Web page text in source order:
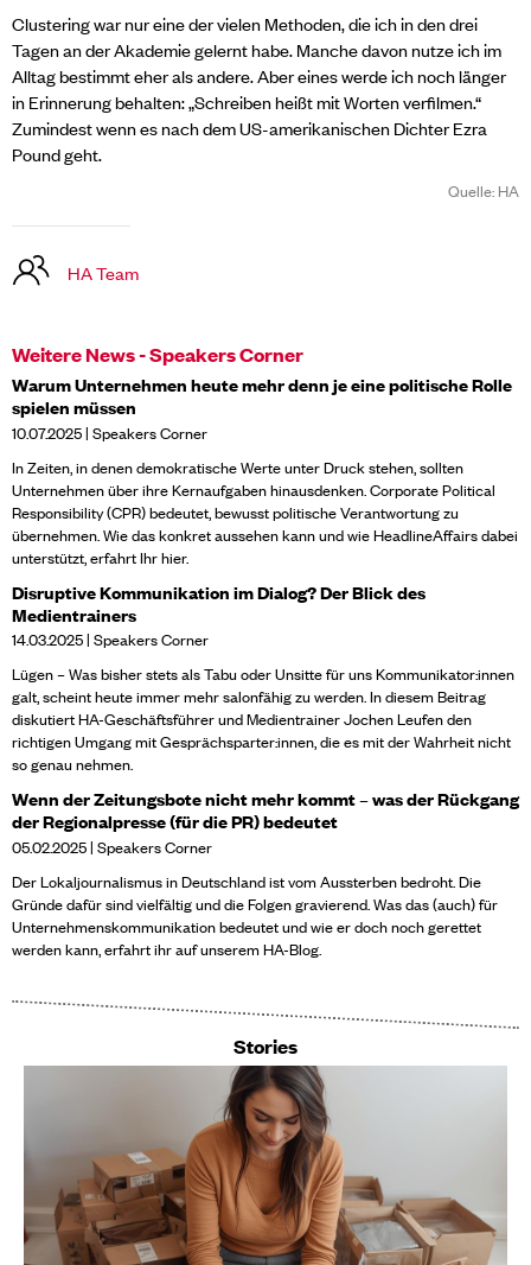
Clustering war nur eine der vielen Methoden, die ich in den drei
Tagen an der Akademie gelernt habe. Manche davon nutze ich im
Alltag bestimmt eher als andere. Aber eines werde ich noch länger
in Erinnerung behalten: „Schreiben heißt mit Worten verfilmen.“
Zumindest wenn es nach dem US-amerikanischen Dichter Ezra
Pound geht.
Quelle: HA
HA Team
Weitere News - Speakers Corner
Warum Unternehmen heute mehr denn je eine politische Rolle
spielen müssen
10.07.2025 | Speakers Corner
In Zeiten, in denen demokratische Werte unter Druck stehen, sollten
Unternehmen über ihre Kernaufgaben hinausdenken. Corporate Political
Responsibility (CPR) bedeutet, bewusst politische Verantwortung zu
übernehmen. Wie das konkret aussehen kann und wie HeadlineAffairs dabei
unterstützt, erfahrt Ihr hier.
Disruptive Kommunikation im Dialog? Der Blick des
Medientrainers
14.03.2025 | Speakers Corner
Lügen – Was bisher stets als Tabu oder Unsitte für uns Kommunikator:innen
galt, scheint heute immer mehr salonfähig zu werden. In diesem Beitrag
diskutiert HA-Geschäftsführer und Medientrainer Jochen Leufen den
richtigen Umgang mit Gesprächsparter:innen, die es mit der Wahrheit nicht
so genau nehmen.
Wenn der Zeitungsbote nicht mehr kommt – was der Rückgang
der Regionalpresse (für die PR) bedeutet
05.02.2025 | Speakers Corner
Der Lokaljournalismus in Deutschland ist vom Aussterben bedroht. Die
Gründe dafür sind vielfältig und die Folgen gravierend. Was das (auch) für
Unternehmenskommunikation bedeutet und wie er doch noch gerettet
werden kann, erfahrt ihr auf unserem HA-Blog.
Stories